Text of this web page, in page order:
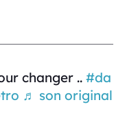
changer .. #da
♬ son original